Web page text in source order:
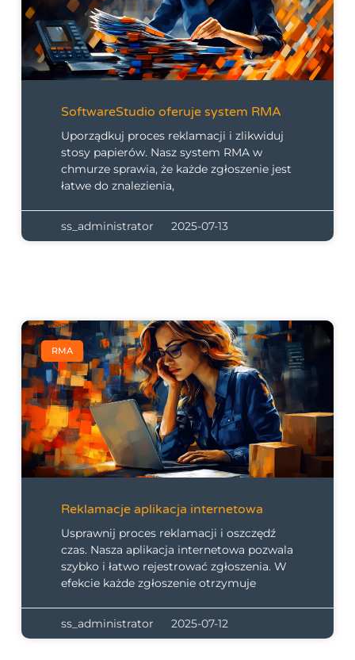
SoftwareStudio oferuje system RMA
Uporządkuj proces reklamacji i zlikwiduj
stosy papierów. Nasz system RMA w
chmurze sprawia, że każde zgłoszenie jest
łatwe do znalezienia,
ss_administrator 2025-07-13
RMA
Reklamacje aplikacja internetowa
Usprawnij proces reklamacji i oszczędź
czas. Nasza aplikacja internetowa pozwala
szybko i łatwo rejestrować zgłoszenia. W
efekcie każde zgłoszenie otrzymuje
ss_administrator 2025-07-12